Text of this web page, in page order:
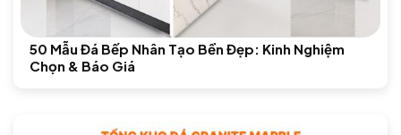
50 Mẫu Đá Bếp Nhân Tạo Bền Đẹp: Kinh Nghiệm
Chọn & Báo Giá